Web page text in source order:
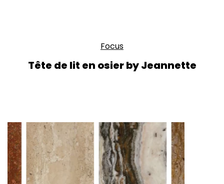
Focus
Tête de lit en osier by Jeannette